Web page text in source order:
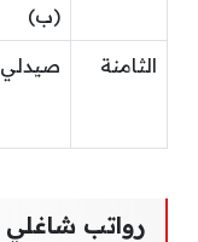
(ب)
الثامنة صيدلي
رواتب